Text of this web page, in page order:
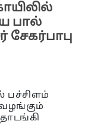
பால்
பச்சிளம்